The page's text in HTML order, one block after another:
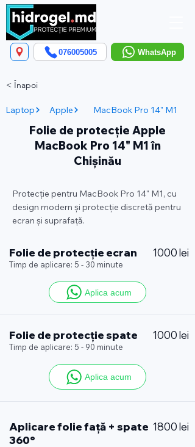
WhatsApp
076005005
< Înapoi
Laptop Apple MacBook Pro 14" M1
Folie de protecție Apple
MacBook Pro 14" M1 în
Chișinău
Protecție pentru MacBook Pro 14" M1, cu
design modern și protecție discretă pentru
ecran și suprafață.
Folie de protecție ecran 1000 lei
Timp de aplicare: 5 - 30 minute
Aplica acum
Folie de protecție spate 1000 lei
Timp de aplicare: 5 - 90 minute
Aplica acum
Aplicare folie față + spate
360°
1800 lei